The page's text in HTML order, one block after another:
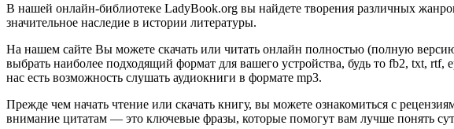
В нашей онлайн-библиотеке LadyBook.org вы найдете творения различных
значительное наследие в истории литературы.
На нашем сайте Вы можете скачать или читать онлайн полностью (полную
выбрать наиболее подходящий формат для вашего устройства, будь то fb2, txt,
нас есть возможность слушать аудиокниги в формате mp3.
Прежде чем начать чтение или скачать книгу, вы можете ознакомиться с
внимание цитатам — это ключевые фразы, которые помогут вам лучше понять